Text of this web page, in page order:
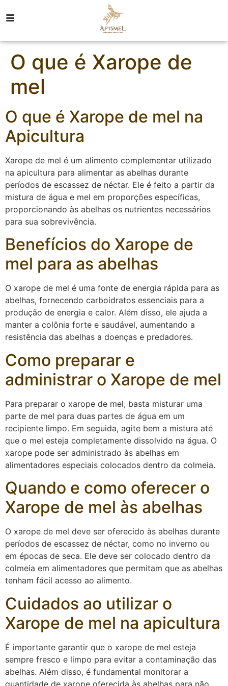
O que é Xarope de
mel
O que é Xarope de mel na
Apicultura
Xarope de mel é um alimento complementar utilizado
na apicultura para alimentar as abelhas durante
períodos de escassez de néctar. Ele é feito a partir da
mistura de água e mel em proporções específicas,
proporcionando às abelhas os nutrientes necessários
para sua sobrevivência.
Benefícios do Xarope de
mel para as abelhas
O xarope de mel é uma fonte de energia rápida para as
abelhas, fornecendo carboidratos essenciais para a
produção de energia e calor. Além disso, ele ajuda a
manter a colônia forte e saudável, aumentando a
resistência das abelhas a doenças e predadores.
Como preparar e
administrar o Xarope de mel
Para preparar o xarope de mel, basta misturar uma
parte de mel para duas partes de água em um
recipiente limpo. Em seguida, agite bem a mistura até
que o mel esteja completamente dissolvido na água. O
xarope pode ser administrado às abelhas em
alimentadores especiais colocados dentro da colmeia.
Quando e como oferecer o
Xarope de mel às abelhas
O xarope de mel deve ser oferecido às abelhas durante
períodos de escassez de néctar, como no inverno ou
em épocas de seca. Ele deve ser colocado dentro da
colmeia em alimentadores que permitam que as abelhas
tenham fácil acesso ao alimento.
Cuidados ao utilizar o
Xarope de mel na apicultura
É importante garantir que o xarope de mel esteja
sempre fresco e limpo para evitar a contaminação das
abelhas. Além disso, é fundamental monitorar a
quantidade de xarope oferecida às abelhas para não